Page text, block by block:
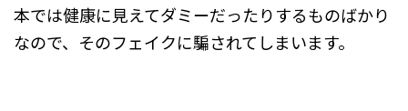
本では健康に見えてダミーだったりするものばかり
なので、そのフェイクに騙されてしまいます。